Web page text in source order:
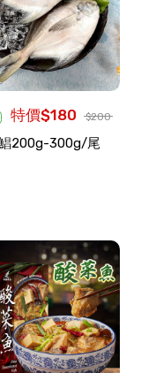
特價$180 $200
200g-300g/尾